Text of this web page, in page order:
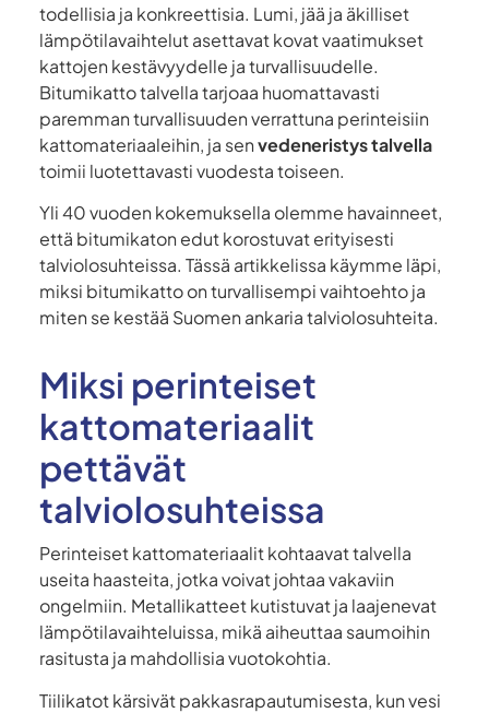
todellisia ja konkreettisia. Lumi, jää ja äkilliset
lämpötilavaihtelut asettavat kovat vaatimukset
kattojen kestävyydelle ja turvallisuudelle.
Bitumikatto talvella tarjoaa huomattavasti
paremman turvallisuuden verrattuna perinteisiin
kattomateriaaleihin, ja senvedeneristys talvella
toimii luotettavasti vuodesta toiseen.
Yli 40 vuoden kokemuksella olemme havainneet,
että bitumikaton edut korostuvat erityisesti
talviolosuhteissa. Tässä artikkelissa käymme läpi,
miksi bitumikatto on turvallisempi vaihtoehto ja
miten se kestää Suomen ankaria talviolosuhteita.
Miksi perinteiset
kattomateriaalit
pettävät
talviolosuhteissa
Perinteiset kattomateriaalit kohtaavat talvella
useita haasteita, jotka voivat johtaa vakaviin
ongelmiin. Metallikatteet kutistuvat ja laajenevat
lämpötilavaihteluissa, mikä aiheuttaa saumoihin
rasitusta ja mahdollisia vuotokohtia.
Tiilikatot kärsivät pakkasrapautumisesta, kun vesi